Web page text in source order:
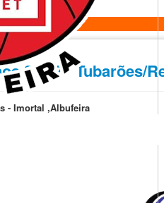
Pavilhão Municipal Francisco Neves - Imortal ,Albufeira
21/22 - Tubarões/